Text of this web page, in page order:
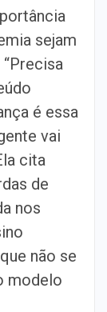
sejam
é essa
vai
cita
de
nos
não se
modelo